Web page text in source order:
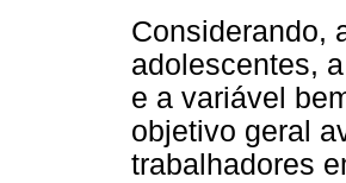
Considerando,
adolescentes,
e a variável
objetivo geral
trabalhadores